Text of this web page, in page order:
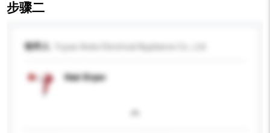
步骤二
收件人
Hair Dryer